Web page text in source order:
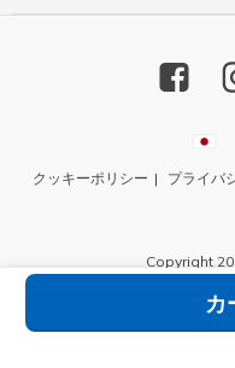
カ
クッキーポリシー プライバ
Copyright